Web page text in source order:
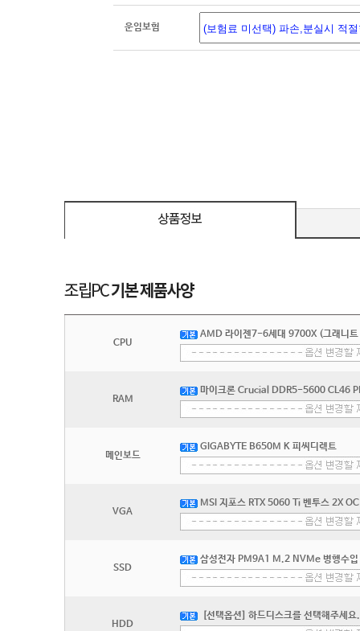
운임보험
CPU
AMD 라이젠7-6세대 9700X (그래니
RAM
마이크론 Crucial DDR5-5600 CL46
메인보드
GIGABYTE B650M K 피씨디렉트
VGA
MSI 지포스 RTX 5060 Ti 벤투스 2X
SSD
삼성전자 PM9A1 M.2 NVMe 병행수
HDD
[선택옵션] 하드디스크를 선택해주세요.